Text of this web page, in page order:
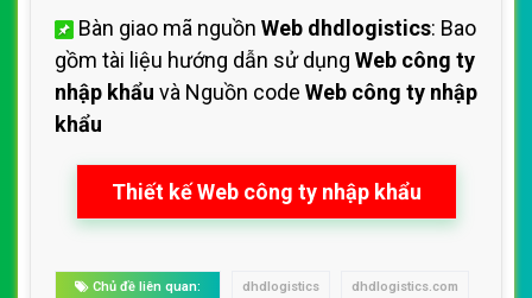
Bàn giao mã nguồn Web dhdlogistics: Bao
gồm tài liệu hướng dẫn sử dụng Web công ty
nhập khẩu và Nguồn code Web công ty nhập
khẩu
Thiết kế Web công ty nhập khẩu
Chủ đề liên quan: dhdlogistics dhdlogistics.com